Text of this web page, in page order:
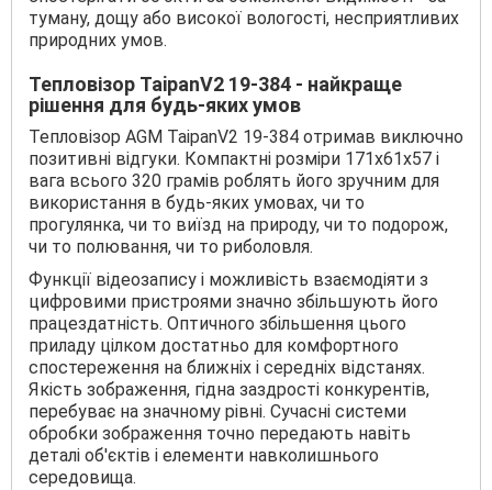
туману, дощу або високої вологості, несприятливих
природних умов.
Тепловізор TaipanV2 19-384 - найкраще
рішення для будь-яких умов
Тепловізор AGM TaipanV2 19-384 отримав виключно
позитивні відгуки. Компактні розміри 171х61х57 і
вага всього 320 грамів роблять його зручним для
використання в будь-яких умовах, чи то
прогулянка, чи то виїзд на природу, чи то подорож,
чи то полювання, чи то риболовля.
Функції відеозапису і можливість взаємодіяти з
цифровими пристроями значно збільшують його
працездатність. Оптичного збільшення цього
приладу цілком достатньо для комфортного
спостереження на ближніх і середніх відстанях.
Якість зображення, гідна заздрості конкурентів,
перебуває на значному рівні. Сучасні системи
обробки зображення точно передають навіть
деталі об'єктів і елементи навколишнього
середовища.